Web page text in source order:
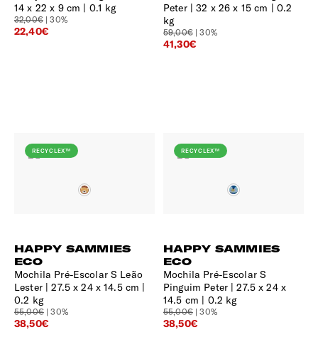
14 x 22 x 9 cm | 0.1 kg
32,00€ | 30%
22,40€
Peter
32 x 26 x 15 cm | 0.2
kg
59,00€ | 30%
41,30€
RECYCLEX™
HAPPY SAMMIES
ECO
Mochila Pré-Escolar S Leão
Lester
27.5 x 24 x 14.5 cm |
0.2 kg
55,00€ | 30%
38,50€
RECYCLEX™
HAPPY SAMMIES
ECO
Mochila Pré-Escolar S
Pinguim Peter
27.5 x 24 x
14.5 cm | 0.2 kg
55,00€ | 30%
38,50€